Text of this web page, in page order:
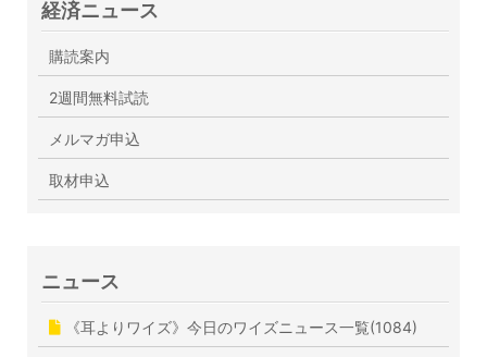
経済ニュース
購読案内
2週間無料試読
メルマガ申込
取材申込
ニュース
《耳よりワイズ》今日のワイズニュース一覧(1084)